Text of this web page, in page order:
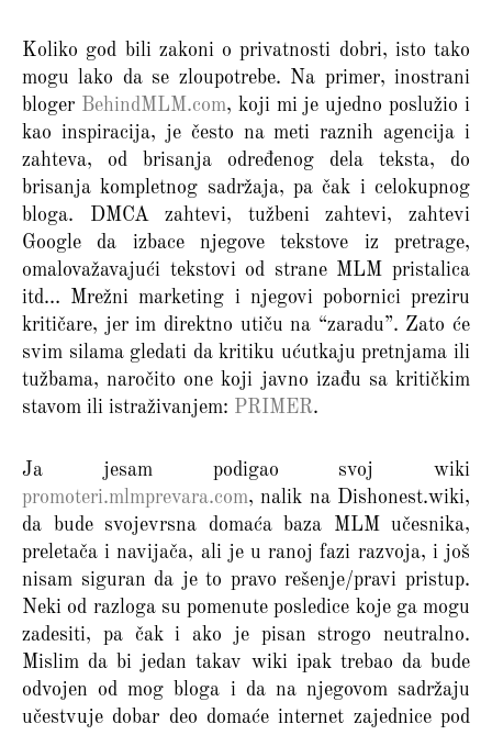
Koliko god bili zakoni o privatnosti dobri, isto tako
mogu lako da se zloupotrebe. Na primer, inostrani
bloger BehindMLM.com, koji mi je ujedno poslužio i
kao inspiracija, je često na meti raznih agencija i
zahteva, od brisanja određenog dela teksta, do
brisanja kompletnog sadržaja, pa čak i celokupnog
bloga. DMCA zahtevi, tužbeni zahtevi, zahtevi
Google da izbace njegove tekstove iz pretrage,
omalovažavajući tekstovi od strane MLM pristalica
itd… Mrežni marketing i njegovi pobornici preziru
kritičare, jer im direktno utiču na “zaradu”. Zato će
svim silama gledati da kritiku ućutkaju pretnjama ili
tužbama, naročito one koji javno izađu sa kritičkim
stavom ili istraživanjem: PRIMER.
Ja jesam podigao svoj wiki
promoteri.mlmprevara.com, nalik na Dishonest.wiki,
da bude svojevrsna domaća baza MLM učesnika,
preletača i navijača, ali je u ranoj fazi razvoja, i još
nisam siguran da je to pravo rešenje/pravi pristup.
Neki od razloga su pomenute posledice koje ga mogu
zadesiti, pa čak i ako je pisan strogo neutralno.
Mislim da bi jedan takav wiki ipak trebao da bude
odvojen od mog bloga i da na njegovom sadržaju
učestvuje dobar deo domaće internet zajednice pod